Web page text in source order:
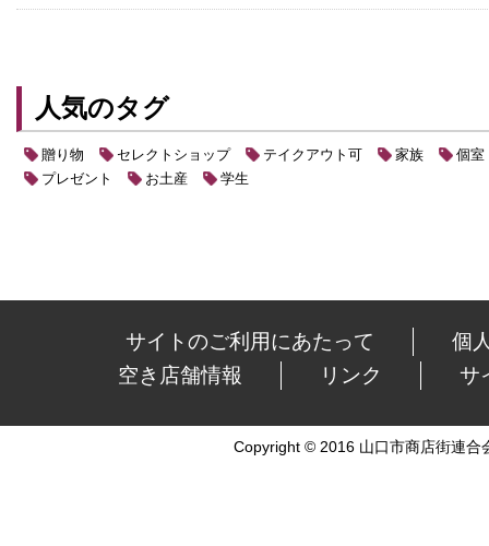
人気のタグ
贈り物 セレクトショップ テイクアウト可 家族
個室
プレゼント
お土産 学生
サイトのご利用にあたって
個
空き店舗情報
リンク サ
Copyright © 2016 山口市商店街連合